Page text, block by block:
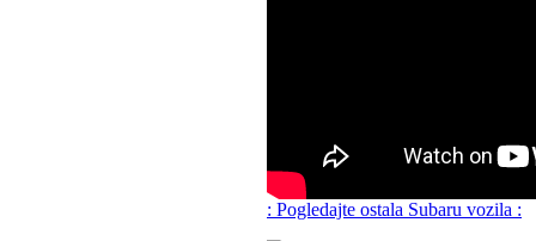
: Pogledajte ostala Subaru vozila :